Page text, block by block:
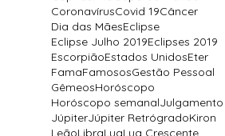
CoronavírusCovid 19Câncer
Dia das MãesEclipse
Eclipse Julho 2019Eclipses 2019
EscorpiãoEstados UnidosEter
FamaFamososGestão Pessoal
GêmeosHoróscopo
Horóscopo semanalJulgamento
JúpiterJúpiter RetrógradoKiron
LeãoLibraLuaLua Crescente